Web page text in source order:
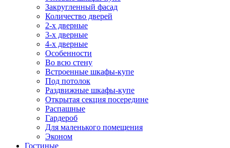
Закругленный фасад
Количество дверей
2-х дверные
3-х дверные
4-х дверные
Особенности
Во всю стену
Встроенные шкафы-купе
Под потолок
Раздвижные шкафы-купе
Открытая секция посередине
Распашные
Гардероб
Для маленького помещения
Эконом
Гостиные